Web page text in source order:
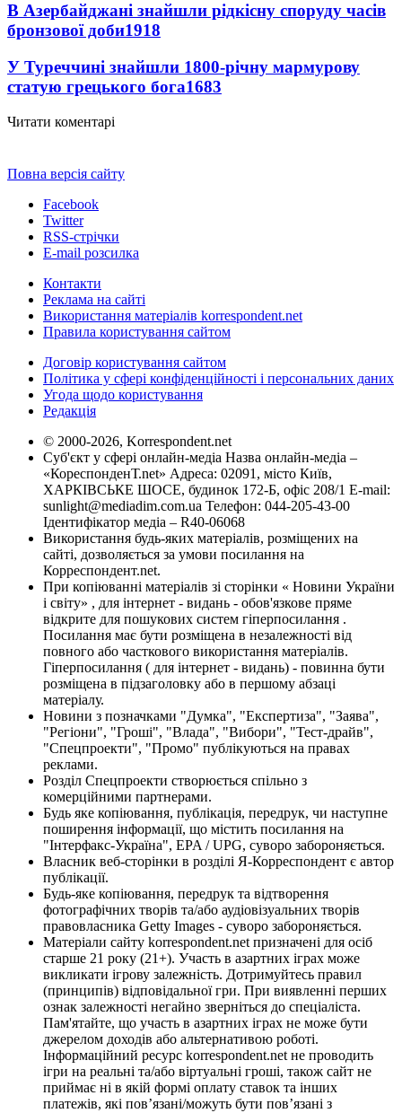
В Азербайджані знайшли рідкісну споруду часів
бронзової доби1918
У Туреччині знайшли 1800-річну мармурову
статую грецького бога1683
Читати коментарі
Повна версія сайту
Facebook
Twitter
RSS-стрічки
E-mail розсилка
Контакти
Реклама на сайті
Використання матеріалів korrespondent.net
Правила користування сайтом
Договір користування сайтом
Політика у сфері конфіденційності і персональних даних
Угода щодо користування
Редакція
© 2000-2026, Korrespondent.net
Суб'єкт у сфері онлайн-медіа Назва онлайн-медіа –
«КореспонденТ.net» Адреса: 02091, місто Київ,
ХАРКІВСЬКЕ ШОСЕ, будинок 172-Б, офіс 208/1 E-mail:
sunlight@mediadim.com.ua Телефон: 044-205-43-00
Ідентифікатор медіа – R40-06068
Використання будь-яких матеріалів, розміщених на
сайті, дозволяється за умови посилання на
Корреспондент.net.
При копіюванні матеріалів зі сторінки « Новини України
і світу» , для інтернет - видань - обов'язкове пряме
відкрите для пошукових систем гіперпосилання .
Посилання має бути розміщена в незалежності від
повного або часткового використання матеріалів.
Гіперпосилання ( для інтернет - видань) - повинна бути
розміщена в підзаголовку або в першому абзаці
матеріалу.
Новини з позначками "Думка", "Експертиза", "Заява",
"Регіони", "Гроші", "Влада", "Вибори", "Тест-драйв",
"Спецпроекти", "Промо" публікуються на правах
реклами.
Розділ Спецпроекти створюється спільно з
комерційними партнерами.
Будь яке копіювання, публікація, передрук, чи наступне
поширення інформації, що містить посилання на
"Інтерфакс-Україна", EPA / UPG, суворо забороняється.
Власник веб-сторінки в розділі Я-Корреспондент є автор
публікації.
Будь-яке копіювання, передрук та відтворення
фотографічних творів та/або аудіовізуальних творів
правовласника Getty Images - суворо забороняється.
Матеріали сайту korrespondent.net призначені для осіб
старше 21 року (21+). Участь в азартних іграх може
викликати ігрову залежність. Дотримуйтесь правил
(принципів) відповідальної гри. При виявленні перших
ознак залежності негайно зверніться до спеціаліста.
Пам'ятайте, що участь в азартних іграх не може бути
джерелом доходів або альтернативою роботі.
Інформаційний ресурс korrespondent.net не проводить
ігри на реальні та/або віртуальні гроші, також сайт не
приймає ні в якій формі оплату ставок та інших
платежів, які пов’язані/можуть бути пов’язані з